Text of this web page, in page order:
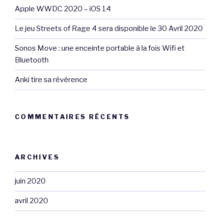
Apple WWDC 2020 – iOS 14
Le jeu Streets of Rage 4 sera disponible le 30 Avril 2020
Sonos Move : une enceinte portable à la fois Wifi et
Bluetooth
Anki tire sa révérence
COMMENTAIRES RÉCENTS
ARCHIVES
juin 2020
avril 2020